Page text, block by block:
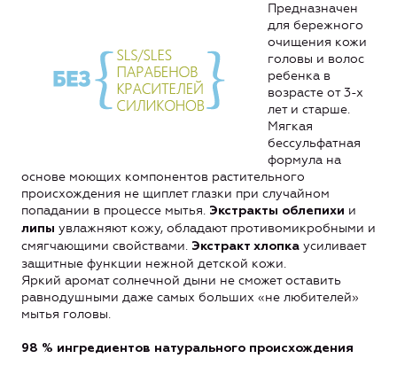
Предназначен
для бережного
очищения кожи
головы и волос
ребенка в
возрасте от 3-х
лет и старше.
Мягкая
бессульфатная
формула на
основе моющих компонентов растительного
происхождения не щиплет глазки при случайном
попадании в процессе мытья. Экстракты облепихи и
липы увлажняют кожу, обладают противомикробными и
смягчающими свойствами. Экстракт хлопка усиливает
защитные функции нежной детской кожи.
Яркий аромат солнечной дыни не сможет оставить
равнодушными даже самых больших «не любителей»
мытья головы.
98 % ингредиентов натурального происхождения